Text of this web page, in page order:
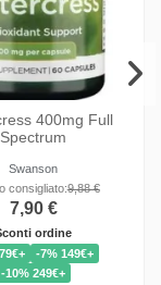
Lutein with
Doctor s Best
Prezzo consigliato:
Sconti ordine
-5% 79€+
-10% 249€+